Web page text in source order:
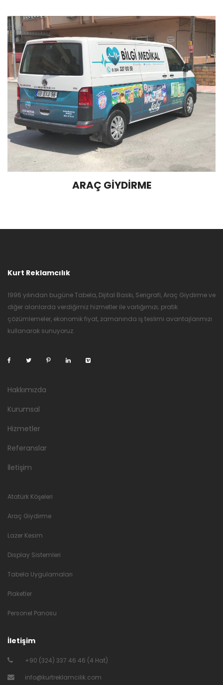
ARAÇ GİYDİRME
Kurt Reklamcılık
1996 yılından bugüne Tabela, Dijital Baskı, Serigrafi, Araç Giydirme ve
diğer alanlarda verdiğimiz hizmetler ile varlığımızı; pratik
çözümlemeler, ekonomik fiyat, zamanında iş teslimi avantajlarımızı
kullanarak sunuyoruz.
Hakkımızda
Kurumsal
Hizmetler
Referanslar
İletişim
Atatürk Köşeleri
Araç Giydirme
Lazer Kesim
Display Sistemleri
Tabela Uygulamaları
Plaketler
Personel Panosu
İletişim
+90 (324) 337 46 46 (4 Hat)
info@kurtreklamcilik.com